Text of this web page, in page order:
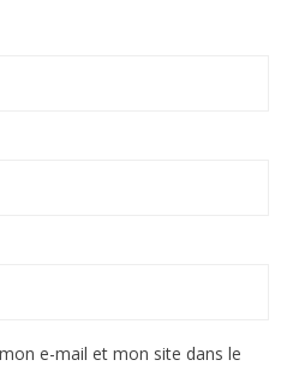
e-mail et mon site dans le